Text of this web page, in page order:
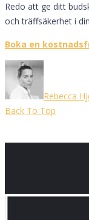
Redo att ge ditt
och träffsäkerhet i
Boka en
Rebecca
Back To Top